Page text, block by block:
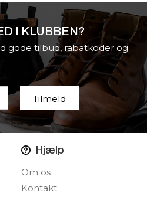
I KLUBBEN?
gode tilbud, rabatkoder og
Hjælp
Om os
Kontakt